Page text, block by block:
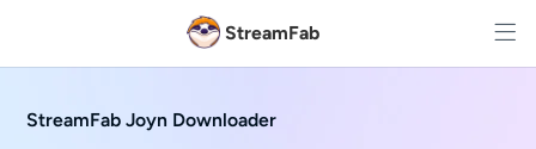
StreamFab
StreamFab Joyn Downloader